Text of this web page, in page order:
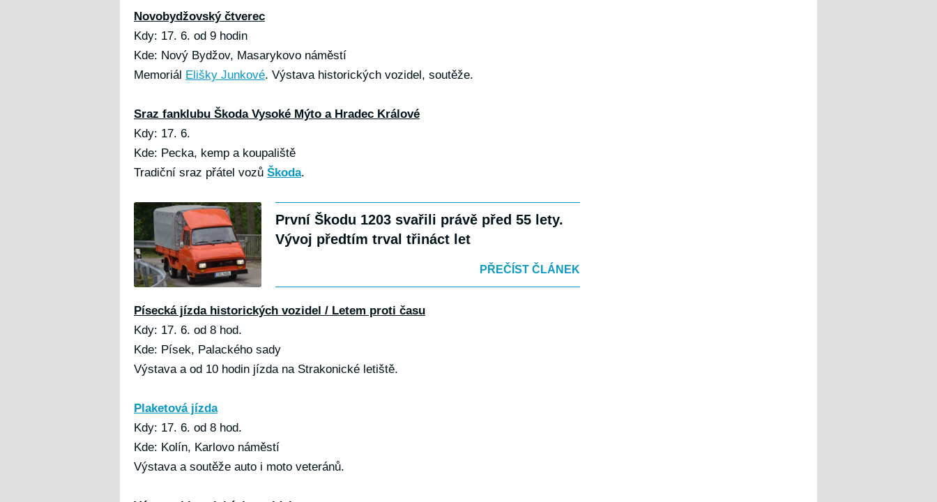
Novobydžovský čtverec
Kdy: 17. 6. od 9 hodin
Kde: Nový Bydžov, Masarykovo náměstí
Memoriál Elišky Junkové. Výstava historických vozidel, soutěže.
Sraz fanklubu Škoda Vysoké Mýto a Hradec Králové
Kdy: 17. 6.
Kde: Pecka, kemp a koupaliště
Tradiční sraz přátel vozů Škoda.
První Škodu 1203 svařili právě před 55 lety.
Vývoj předtím trval třináct let
PŘEČÍST ČLÁNEK
Písecká jízda historických vozidel / Letem proti času
Kdy: 17. 6. od 8 hod.
Kde: Písek, Palackého sady
Výstava a od 10 hodin jízda na Strakonické letiště.
Plaketová jízda
Kdy: 17. 6. od 8 hod.
Kde: Kolín, Karlovo náměstí
Výstava a soutěže auto i moto veteránů.